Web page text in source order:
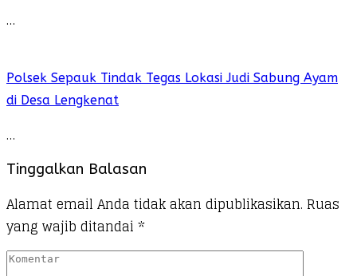
…
Polsek Sepauk Tindak Tegas Lokasi Judi Sabung Ayam
di Desa Lengkenat
…
Tinggalkan Balasan
Alamat email Anda tidak akan dipublikasikan. Ruas
yang wajib ditandai *